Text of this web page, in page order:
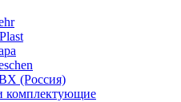
(Россия)
комплектующие